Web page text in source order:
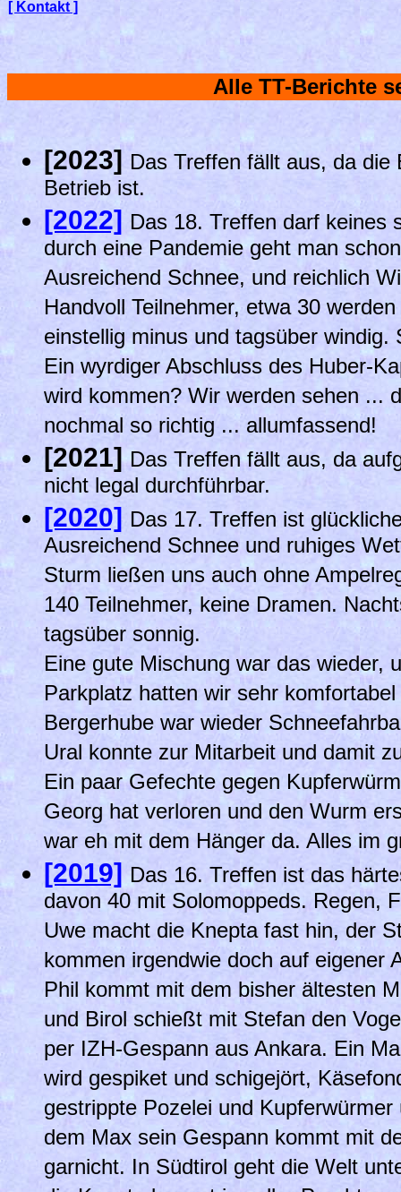
[ Kontakt ]
Alle TT-Berichte
[2023] Das Treffen fällt aus, da
Betrieb ist.
[2022] Das 18. Treffen darf keines
durch eine Pandemie geht man
Ausreichend Schnee, und reichlich
Handvoll Teilnehmer, etwa 30
einstellig minus und tagsüber windig.
Ein wyrdiger Abschluss des Huber-
wird kommen? Wir werden sehen ...
nochmal so richtig ... allumfassend!
[2021] Das Treffen fällt aus, da
nicht legal durchführbar.
[2020] Das 17. Treffen ist
Ausreichend Schnee und ruhiges
Sturm ließen uns auch ohne
140 Teilnehmer, keine Dramen.
tagsüber sonnig.
Eine gute Mischung war das wieder,
Parkplatz hatten wir sehr
Bergerhube war wieder
Ural konnte zur Mitarbeit und damit
Ein paar Gefechte gegen
Georg hat verloren und den Wurm
war eh mit dem Hänger da. Alles im
[2019] Das 16. Treffen ist das
davon 40 mit Solomoppeds. Regen,
Uwe macht die Knepta fast hin, der
kommen irgendwie doch auf eigener
Phil kommt mit dem bisher ältesten
und Birol schießt mit Stefan den
per IZH-Gespann aus Ankara. Ein
wird gespiket und schigejört,
gestrippte Pozelei und
dem Max sein Gespann kommt mit
garnicht. In Südtirol geht die Welt